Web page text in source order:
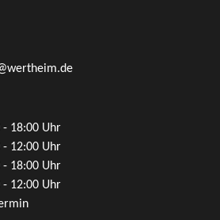
- 18:00 Uhr
- 12:00 Uhr
- 18:00 Uhr
- 12:00 Uhr